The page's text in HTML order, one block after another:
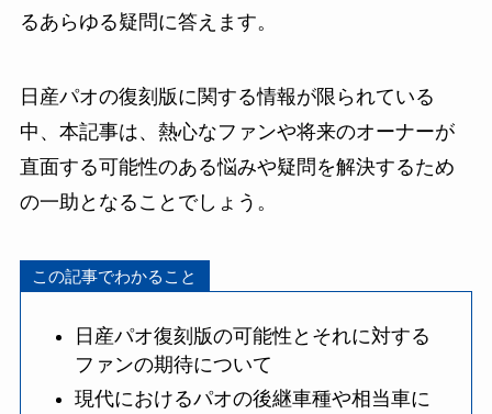
るあらゆる疑問に答えます。
日産パオの復刻版に関する情報が限られている
中、本記事は、熱心なファンや将来のオーナーが
直面する可能性のある悩みや疑問を解決するため
の一助となることでしょう。
この記事でわかること
日産パオ復刻版の可能性とそれに対する
ファンの期待について
現代におけるパオの後継車種や相当車に